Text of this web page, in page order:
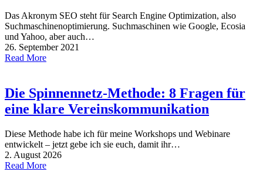
Das Akronym SEO steht für Search Engine Optimization, also
Suchmaschinenoptimierung. Suchmaschinen wie Google, Ecosia
und Yahoo, aber auch…
26. September 2021
Read More
Die Spinnennetz-Methode: 8 Fragen für
eine klare Vereinskommunikation
Diese Methode habe ich für meine Workshops und Webinare
entwickelt – jetzt gebe ich sie euch, damit ihr…
2. August 2026
Read More